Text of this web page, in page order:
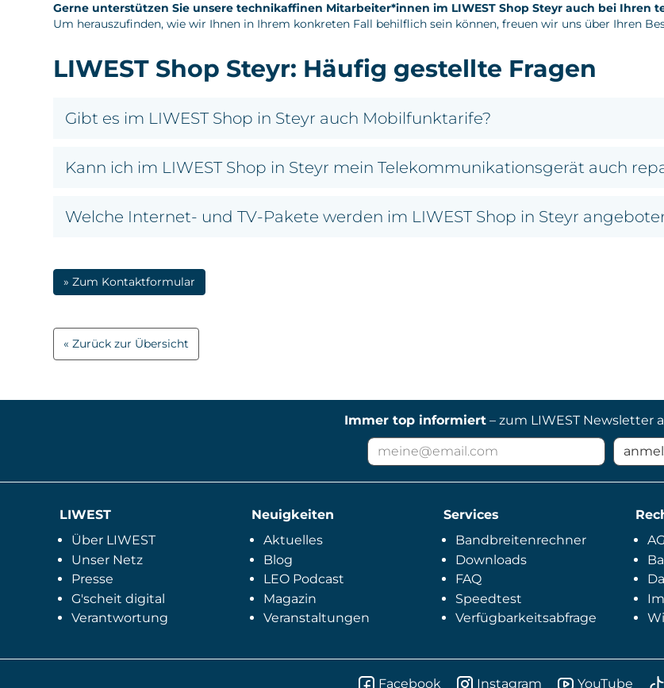
Gerne unterstützen Sie unsere technikaffinen Mitarbeiter*innen im LIWEST Shop Steyr auch bei Ihren
Um herauszufinden, wie wir Ihnen in Ihrem konkreten Fall behilflich sein können, freuen wir uns über Ihren
LIWEST Shop Steyr: Häufig gestellte Fragen
Gibt es im LIWEST Shop in Steyr auch Mobilfunktarife?
Kann ich im LIWEST Shop in Steyr mein Telekommunikationsgerät auch
Welche Internet- und TV-Pakete werden im LIWEST Shop in Steyr
» Zum Kontaktformular
Zurück zur Übersicht
Immer top informiert– zum LIWEST Newsletter
Mail
Adresse
LIWEST
Über LIWEST
Unser Netz
Presse
G'scheit digital
Verantwortung
Neuigkeiten
Aktuelles
Blog
LEO Podcast
Magazin
Veranstaltungen
Services
Bandbreitenrechner
Downloads
FAQ
Speedtest
Verfügbarkeitsabfrage
Facebook Instagram YouTube